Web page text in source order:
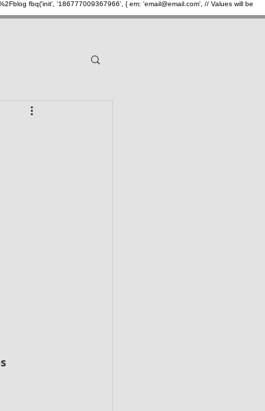
fbq('init', '186777009367966', { em: 'email@email.com', // Values will be
Notícias gerais